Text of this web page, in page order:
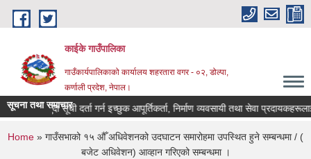
Skip to main content
काईके गाउँपालिका
गाउँकार्यपालिकाको कार्यालय शहरतारा वगर - ०२, डोल्पा,
कर्णाली प्रदेश, नेपाल।
सूचना तथा समाचार
लागि मौजुदा सूची दर्ता गर्न इच्छुक आपूर्तिकर्ता, निर्माण व्यवसायी तथा सेवा
You are here
Home » गाउँसभाको १५ औँ अधिवेशनको उदघाटन समारोहमा उपस्थित हुने सम्बन्धमा / (
बजेट अधिवेशन) आव्हान गरिएको सम्बन्धमा ।